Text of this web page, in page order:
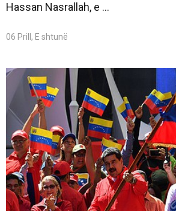
Hassan Nasrallah, e ...
06 Prill, E shtunë